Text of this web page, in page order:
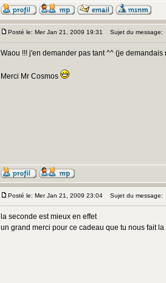
Posté le: Mer Jan 21, 2009 19:31 Sujet du message:
Waou !!! j'en demander pas tant ^^ (je demandais
Merci Mr Cosmos
Posté le: Mer Jan 21, 2009 23:04 Sujet du message:
la seconde est mieux en effet
un grand merci pour ce cadeau que tu nous fait la